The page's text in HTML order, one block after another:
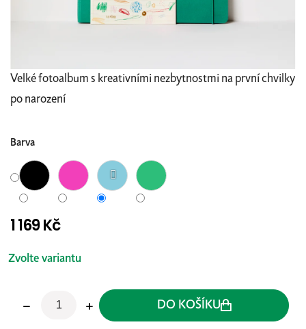
Velké fotoalbum s kreativními nezbytnostmi na první chvilky
po narození
Barva
1 169 Kč
Měrná
Zvolte variantu
DO KOŠÍKU